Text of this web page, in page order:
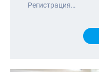
Регистрация…